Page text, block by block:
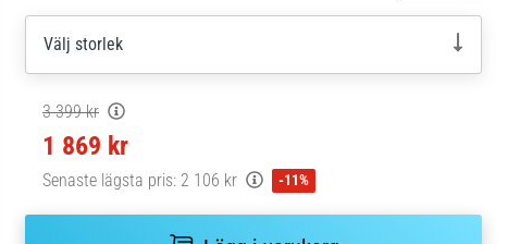
Välj storlek
3 399 kr
1 869 kr
Senaste lägsta pris: 2 106 kr -11%